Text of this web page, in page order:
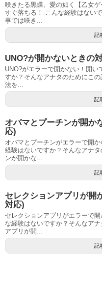
咲きたる黒蝶、愛の如く【乙女
すぐ落ちる！ こんな経験はない
事では咲き...
記
UNO?が開かないときの
UNO?がエラーで開かない！開
すか？そんなアナタのためにこ
法を...
記
オバマとプーチンが開か
応)
オバマとプーチンがエラーで開
経験はないですか？そんなアナ
ンが開かな...
記
セレクションアプリが開
対応)
セレクションアプリがエラーで
な経験はないですか？そんなア
アプリが開...
記